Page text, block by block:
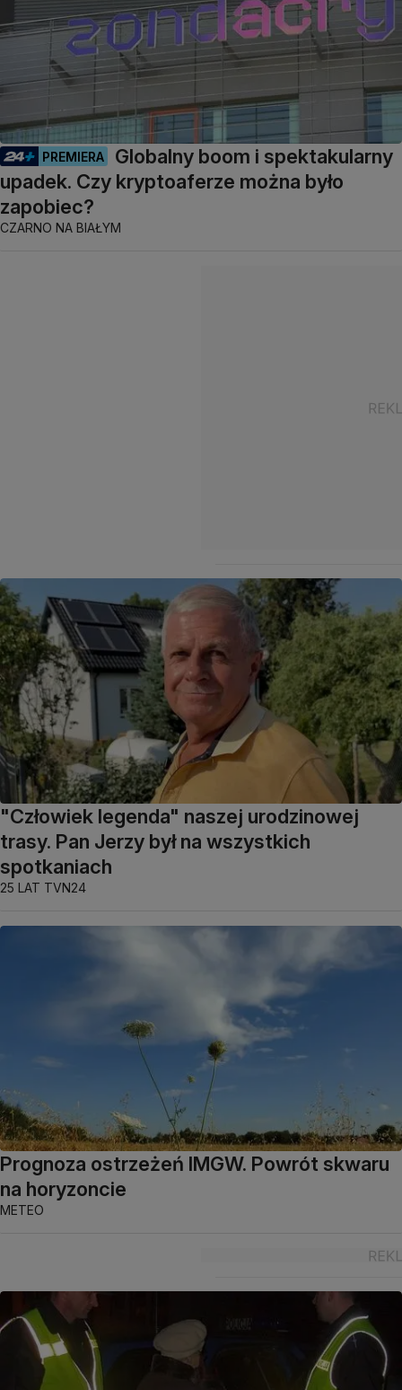
PREMIERA
Globalny boom i spektakularny
upadek. Czy kryptoaferze można było
zapobiec?
CZARNO NA BIAŁYM
"Człowiek legenda" naszej urodzinowej
trasy. Pan Jerzy był na wszystkich
spotkaniach
25 LAT TVN24
Prognoza ostrzeżeń IMGW. Powrót skwaru
na horyzoncie
METEO